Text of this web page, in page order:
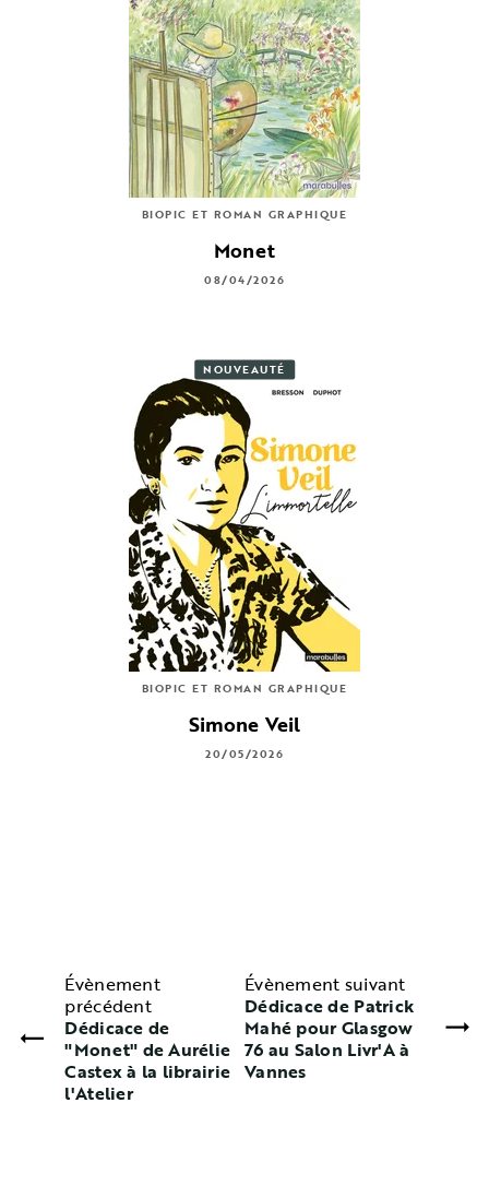
BIOPIC ET ROMAN GRAPHIQUE
Monet
08/04/2026
NOUVEAUTÉ
BIOPIC ET ROMAN GRAPHIQUE
Simone Veil
20/05/2026
Évènement
précédent
Dédicace de
"Monet" de Aurélie
Castex à la librairie
l'Atelier
Évènement suivant
Dédicace de Patrick
Mahé pour Glasgow
76 au Salon Livr'A à
Vannes